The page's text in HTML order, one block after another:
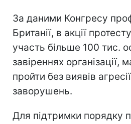
За даними Конгресу
Британії, в акції
участь більше 100 тис.
завіреннях організації,
пройти без виявів агресії
заворушень.
Для підтримки порядку